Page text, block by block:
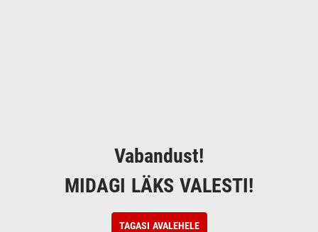
Vabandust!
MIDAGI LÄKS VALESTI!
TAGASI AVALEHELE